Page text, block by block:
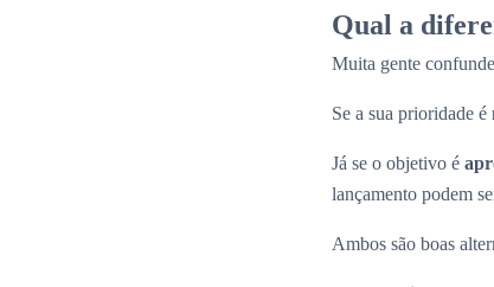
Qual a
Muita gente
Se a sua prioridade é
Já se o objetivo é
lançamento podem
Ambos são boas